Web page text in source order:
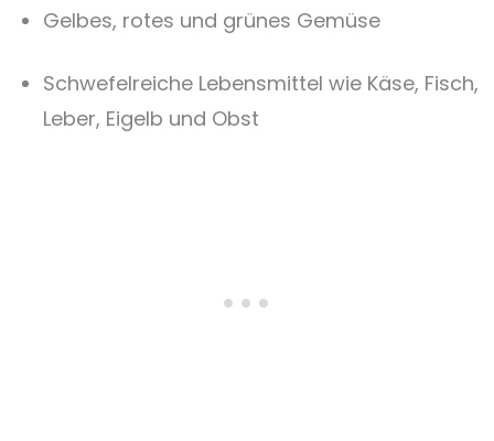
Gelbes, rotes und grünes Gemüse
Schwefelreiche Lebensmittel wie Käse, Fisch,
Leber, Eigelb und Obst